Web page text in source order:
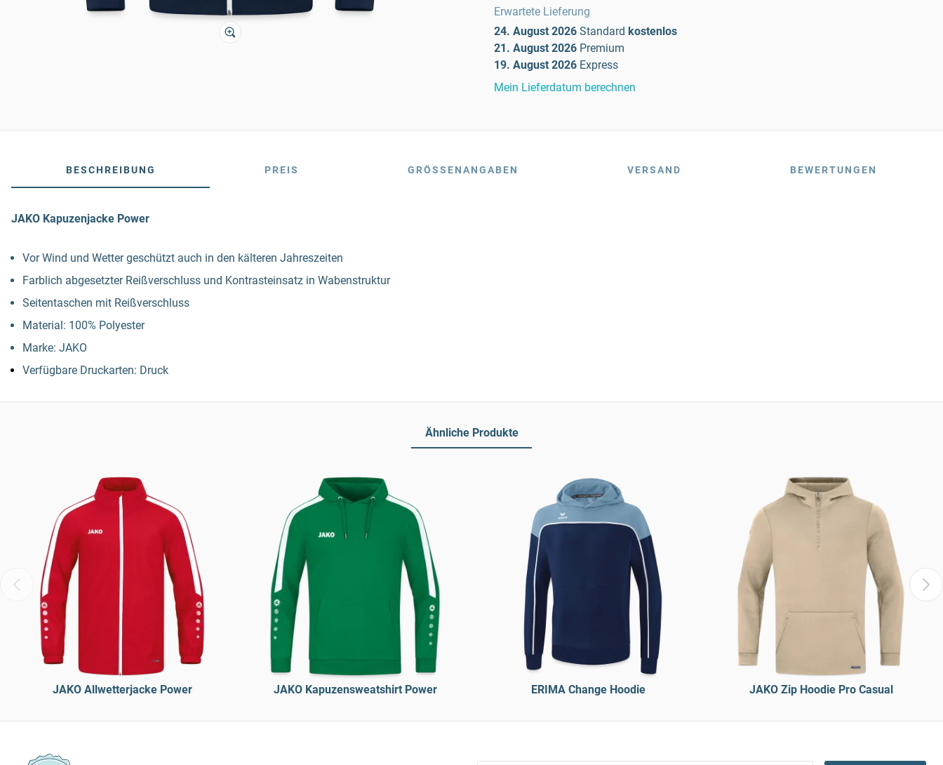
Erwartete Lieferung
24. August 2026 Standard kostenlos
21. August 2026 Premium
19. August 2026 Express
Mein Lieferdatum berechnen
BESCHREIBUNG PREIS GRÖSSENANGABEN VERSAND BEWERTUNGEN
JAKO Kapuzenjacke Power
Vor Wind und Wetter geschützt auch in den kälteren Jahreszeiten
Farblich abgesetzter Reißverschluss und Kontrasteinsatz in Wabenstruktur
Seitentaschen mit Reißverschluss
Material: 100% Polyester
Marke: JAKO
Verfügbare Druckarten: Druck
Ähnliche Produkte
JAKO Allwetterjacke Power JAKO Kapuzensweatshirt Power ERIMA Change Hoodie JAKO Zip Hoodie Pro Casual